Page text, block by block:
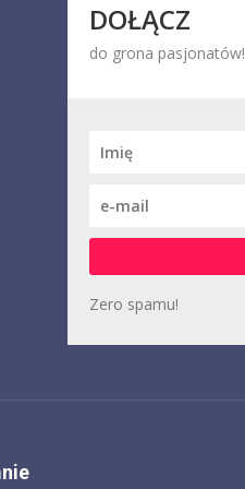
DOŁĄCZ
do grona pasjonatów!
Zero spamu!